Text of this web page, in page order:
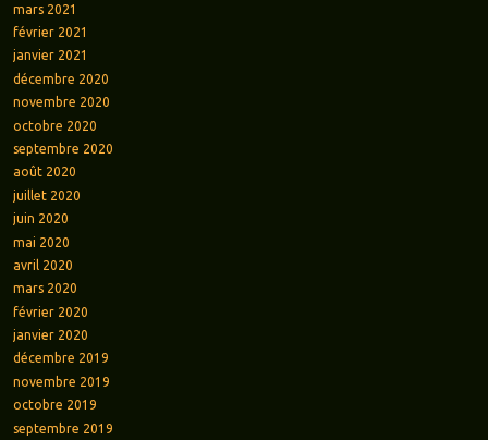
mars 2021
février 2021
janvier 2021
décembre 2020
novembre 2020
octobre 2020
septembre 2020
août 2020
juillet 2020
juin 2020
mai 2020
avril 2020
mars 2020
février 2020
janvier 2020
décembre 2019
novembre 2019
octobre 2019
septembre 2019